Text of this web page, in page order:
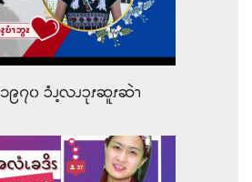
၉၇၀ ၥံၪ့လၪၥုၭဆူၭဆဲၫ